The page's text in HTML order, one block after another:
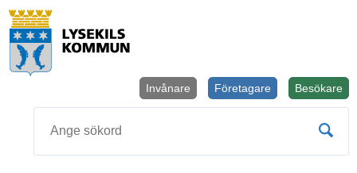
Besökare
Företagare
Invånare